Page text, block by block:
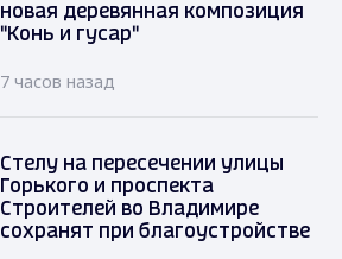
новая деревянная композиция
"Конь и гусар"
7 часов назад
Стелу на пересечении улицы
Горького и проспекта
Строителей во Владимире
сохранят при благоустройстве